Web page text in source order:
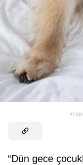
©
“Dün gece